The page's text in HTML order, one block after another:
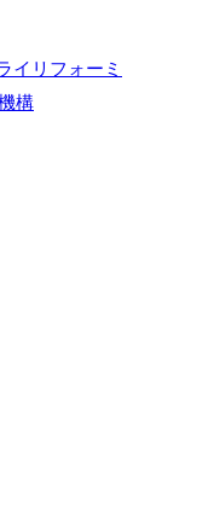
イリフォーミ
構